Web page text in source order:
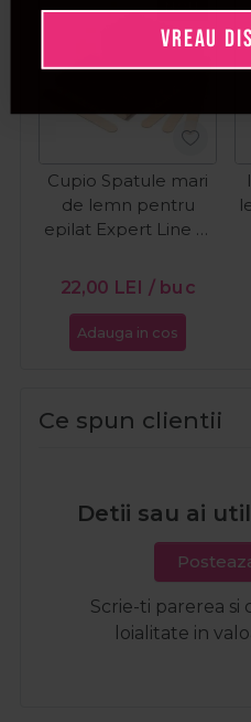
NOU
Cupio Spatule mari
de lemn pentru
epilat Expert Line M
22,00 LEI / buc
Adauga in cos
Ce spun clientii
Detii sau ai
Scrie-ti parerea si
loialitate in
VREAU